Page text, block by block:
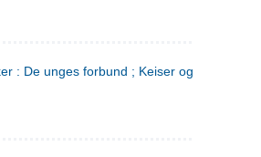
: De unges forbund ; Keiser og Galilæer. 3